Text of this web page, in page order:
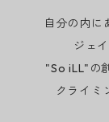
自分の内に
ジェ
"So iLL"の
クライミ